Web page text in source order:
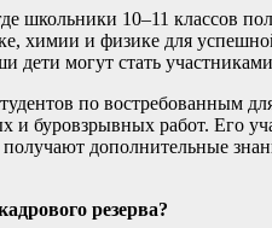
школьники 10–11 классов
химии и физике для
дети могут стать
по востребованным
буровзрывных работ. Его
дополнительные
резерва?